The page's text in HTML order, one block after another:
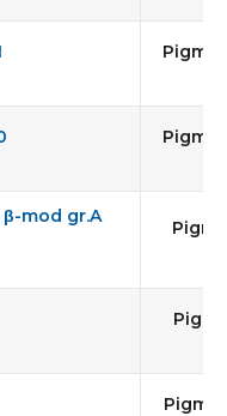
mod gr.A